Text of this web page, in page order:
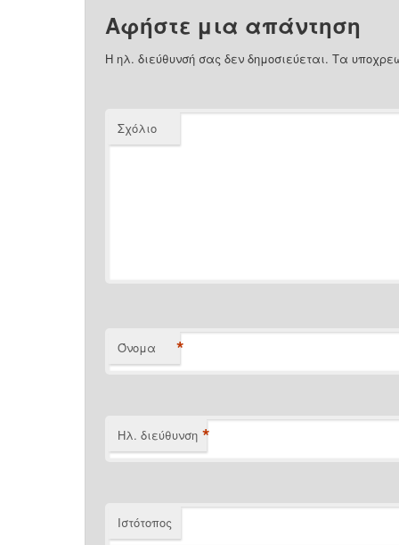
Αφήστε μια απάντηση
Η ηλ. διεύθυνσή σας δεν δημοσιεύεται. Τα
Σχόλιο
Όνομα *
Ηλ. διεύθυνση *
Ιστότοπος